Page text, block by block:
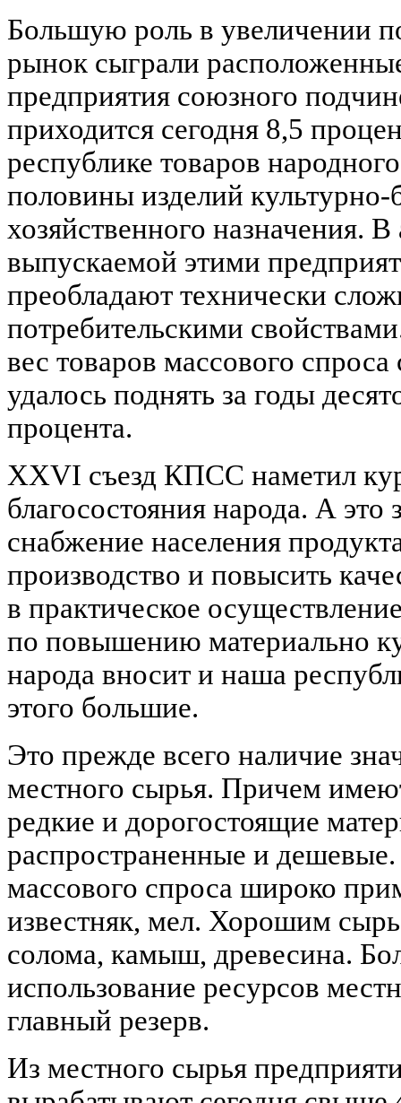
Большую роль в увеличении
рынок сыграли
предприятия союзного
приходится сегодня 8,5
республике товаров
половины изделий культурно-
хозяйственного назначения.
выпускаемой этими
преобладают технически
потребительскими
вес товаров массового
удалось поднять за годы
процента.
XXVI съезд КПСС наметил
благосостояния народа. А это
снабжение населения
производство и повысить
в практическое
по повышению материально
народа вносит и наша
этого большие.
Это прежде всего наличие
местного сырья. Причем
редкие и дорогостоящие
распространенные и
массового спроса широко
известняк, мел. Хорошим
солома, камыш, древесина.
использование ресурсов
главный резерв.
Из местного сырья